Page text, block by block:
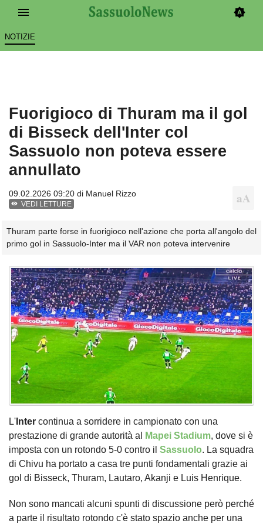
NOTIZIE
Fuorigioco di Thuram ma il gol
di Bisseck dell'Inter col
Sassuolo non poteva essere
annullato
09.02.2026 09:20 di Manuel Rizzo
VEDI LETTURE
Thuram parte forse in fuorigioco nell'azione che porta all'angolo del
primo gol in Sassuolo-Inter ma il VAR non poteva intervenire
L' Inter continua a sorridere in campionato con una
prestazione di grande autorità al
Mapei Stadium, dove si è
imposta con un rotondo 5-0 contro il Sassuolo. La squadra
di Chivu ha portato a casa tre punti fondamentali grazie ai
gol di Bisseck, Thuram, Lautaro, Akanji e Luis Henrique.
Non sono mancati alcuni spunti di discussione però perché
a parte il risultato rotondo c'è stato spazio anche per una